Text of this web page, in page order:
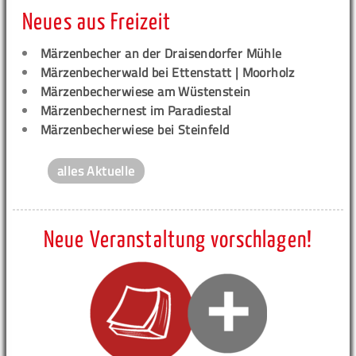
Neues aus Freizeit
Märzenbecher an der Draisendorfer Mühle
Märzenbecherwald bei Ettenstatt | Moorholz
Märzenbecherwiese am Wüstenstein
Märzenbechernest im Paradiestal
Märzenbecherwiese bei Steinfeld
alles Aktuelle
Neue Veranstaltung vorschlagen!